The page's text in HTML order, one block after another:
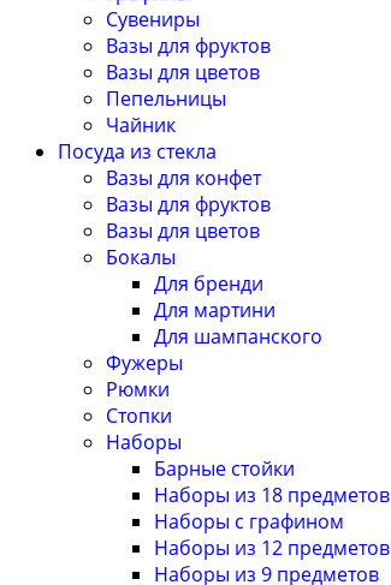
Сувениры
Вазы для фруктов
Вазы для цветов
Пепельницы
Чайник
Посуда из стекла
Вазы для конфет
Вазы для фруктов
Вазы для цветов
Бокалы
Для бренди
Для мартини
Для шампанского
Фужеры
Рюмки
Стопки
Наборы
Барные стойки
Наборы из 18 предметов
Наборы с графином
Наборы из 12 предметов
Наборы из 9 предметов